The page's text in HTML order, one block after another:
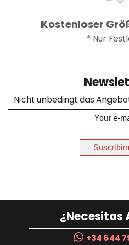
Kostenloser
* Nur
Nicht unbedingt das
¿Necesitas
+34 644